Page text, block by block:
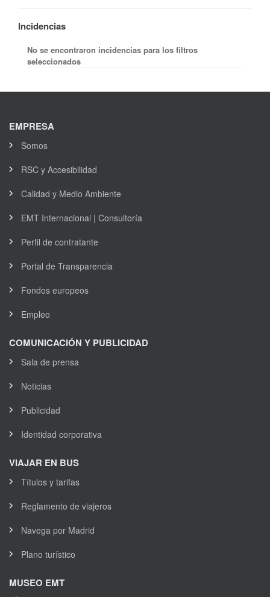
Incidencias
No se encontraron incidencias para los filtros
seleccionados
EMPRESA
Somos
RSC y Accesibilidad
Calidad y Medio Ambiente
EMT Internacional | Consultoría
Perfil de contratante
Portal de Transparencia
Fondos europeos
Empleo
COMUNICACIÓN Y PUBLICIDAD
Sala de prensa
Noticias
Publicidad
Identidad corporativa
VIAJAR EN BUS
Títulos y tarifas
Reglamento de viajeros
Navega por Madrid
Plano turístico
MUSEO EMT